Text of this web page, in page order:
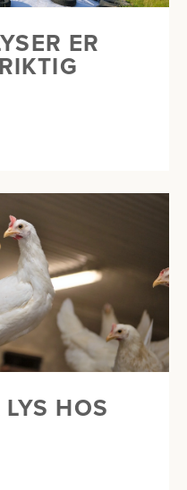
ER
HOS